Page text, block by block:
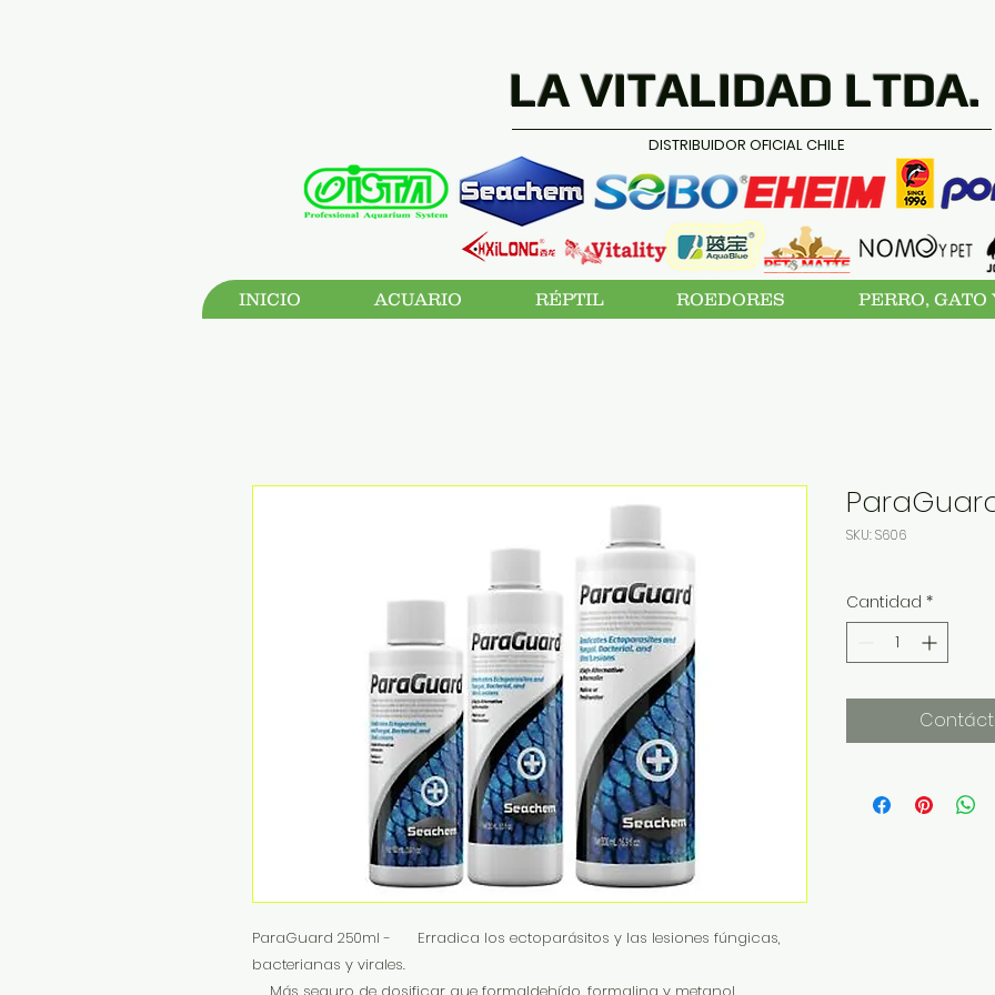
LA VITALIDAD LTDA.
DISTRIBUIDOR OFICIAL CHILE
INICIO ACUARIO RÉPTIL ROEDORES PERRO, GATO
ParaGuard 250ml - Erradica los ectoparásitos y las lesiones fúngicas,
bacterianas y virales.
SKU: S606
Cantidad *